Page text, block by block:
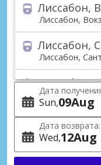
Лиссабон, Вокзал
Лиссабон, Санта-
Лиссабон,
Лиссабон
Лиссабон,
Лиссабон,
Лиссабон,
Лиссабон,
Дата
Sun 09Aug
Дата возврата:
Wed 12Aug